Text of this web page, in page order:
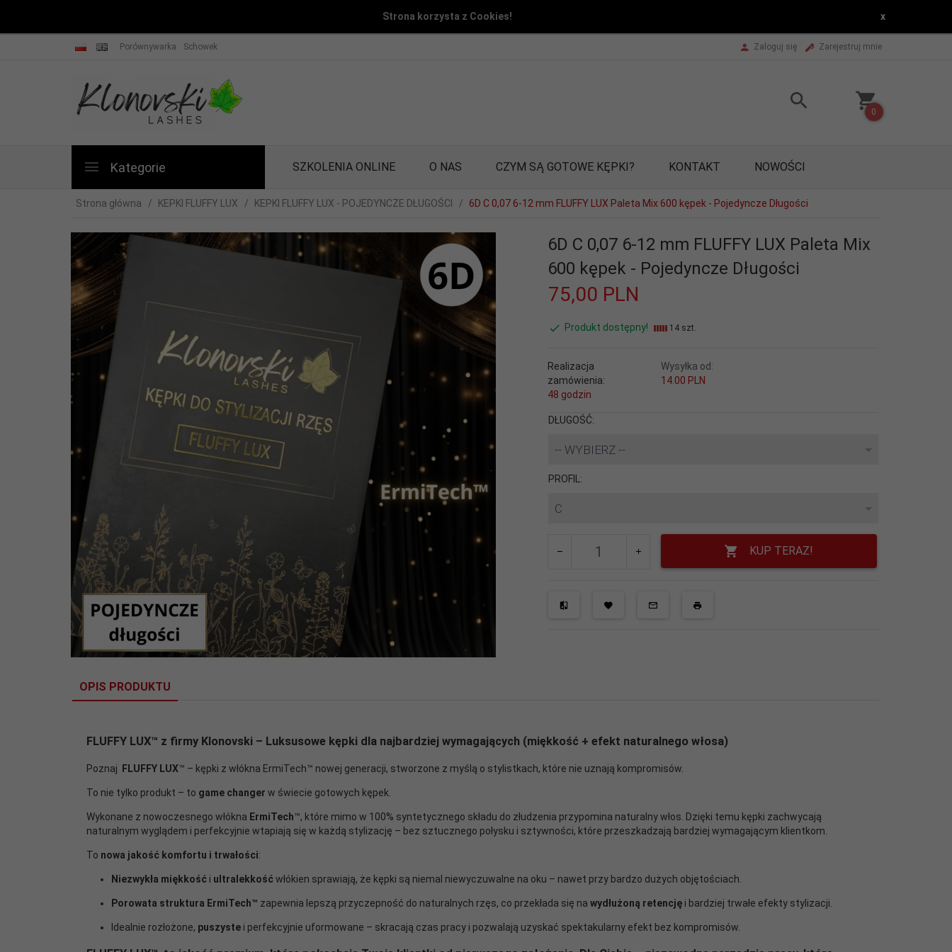
Strona korzysta z Cookies! x
Porównywarka Schowek Zaloguj się Zarejestruj mnie
0
Kategorie SZKOLENIA ONLINE O NAS CZYM SĄ GOTOWE KĘPKI? KONTAKT NOWOŚCI
Strona główna KEPKI FLUFFY LUX KEPKI FLUFFY LUX - POJEDYNCZE DŁUGOŚCI 6D C 0,07 6-12 mm FLUFFY LUX Paleta Mix 600 kępek - Pojedyncze Długości
6D C 0,07 6-12 mm FLUFFY LUX Paleta Mix
600 kępek - Pojedyncze Długości
75,00 PLN
Produkt dostępny! 14 szt.
Realizacja
zamówienia:
48 godzin
Wysyłka od:
14.00 PLN
DŁUGOŚĆ:
-- WYBIERZ --
PROFIL:
C
KUP TERAZ!
OPIS PRODUKTU
FLUFFY LUX™ z firmy Klonovski – Luksusowe kępki dla najbardziej wymagających (miękkość + efekt naturalnego włosa)
Poznaj FLUFFY LUX™ – kępki z włókna ErmiTech™ nowej generacji, stworzone z myślą o stylistkach, które nie uznają kompromisów.
To nie tylko produkt – to game changer w świecie gotowych kępek.
Wykonane z nowoczesnego włókna ErmiTech™, które mimo w 100% syntetycznego składu do złudzenia przypomina naturalny włos. Dzięki temu kępki zachwycają
naturalnym wyglądem i perfekcyjnie wtapiają się w każdą stylizację – bez sztucznego połysku i sztywności, które przeszkadzają bardziej wymagającym klientkom.
To nowa jakość komfortu i trwałości:
Niezwykła miękkość i ultralekkośćwłókien sprawiają, że kępki są niemal niewyczuwalne na oku – nawet przy bardzo dużych objętościach.
Porowata struktura ErmiTech™ zapewnia lepszą przyczepność do naturalnych rzęs, co przekłada się na wydłużoną retencję i bardziej trwałe efekty stylizacji.
Idealnie rozłożone, puszyste i perfekcyjnie uformowane – skracają czas pracy i pozwalają uzyskać spektakularny efekt bez kompromisów.